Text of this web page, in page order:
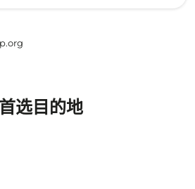
选目的地